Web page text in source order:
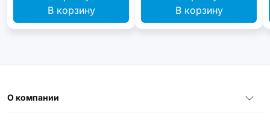
В корзину В корзину
О компании